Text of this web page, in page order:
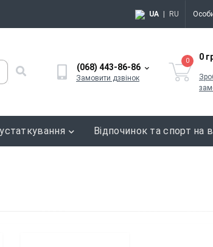
UA RU
(068) 443-86-86
Замовити дзвінок
0 0
Відпочинок та спорт на